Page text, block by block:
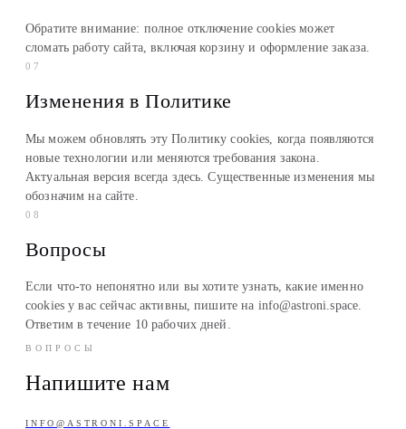
Обратите внимание: полное отключение cookies может
сломать работу сайта, включая корзину и оформление заказа.
07
Изменения в Политике
Мы можем обновлять эту Политику cookies, когда появляются
новые технологии или меняются требования закона.
Актуальная версия всегда здесь. Существенные изменения мы
обозначим на сайте.
08
Вопросы
Если что-то непонятно или вы хотите узнать, какие именно
cookies у вас сейчас активны, пишите на info@astroni.space.
Ответим в течение 10 рабочих дней.
ВОПРОСЫ
Напишите нам
INFO@ASTRONI.SPACE